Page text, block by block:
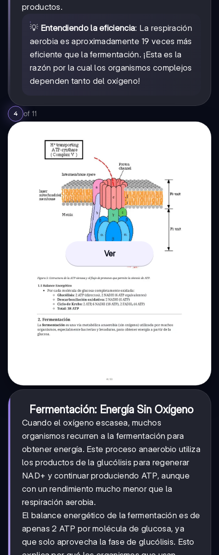
productos.
💡 Entendiendo la eficiencia: La respiración
aerobia es aproximadamente 19 veces más
eficiente que la fermentación. ¡Esta es la
razón por la cual los organismos complejos
dependen tanto del oxígeno!
4 of 11
Ver
Fermentación: Energía Sin Oxígeno
Cuando el oxígeno escasea, muchos
organismos recurren a la fermentación para
obtener energía. Este proceso anaerobio utiliza
los productos de la glucólisis para regenerar
NAD+ y continuar produciendo ATP, aunque
con un rendimiento mucho menor que la
respiración aerobia.
El balance energético de la fermentación es de
apenas 2 ATP por molécula de glucosa, ya
que solo aprovecha la fase de glucólisis. Esto